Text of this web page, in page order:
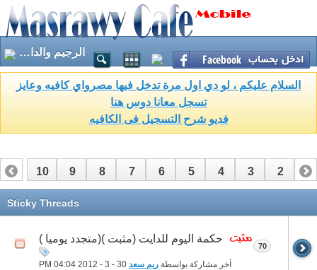
الرجيم والدايت
السلام عليكم ، لو دي اول مرة تدخل فيها مصرواي كافيه وعايز
تسجل معانا دوس هنا
فديو شرح التسجيل فى الكافيه
1
2
3
4
5
6
7
8
9
10
Sticky Threads
حكمة اليوم للدايت (مثبت )(متجدد يوميا )
آخر مشاركة بواسطة ريم سعد 04:04 PM
70